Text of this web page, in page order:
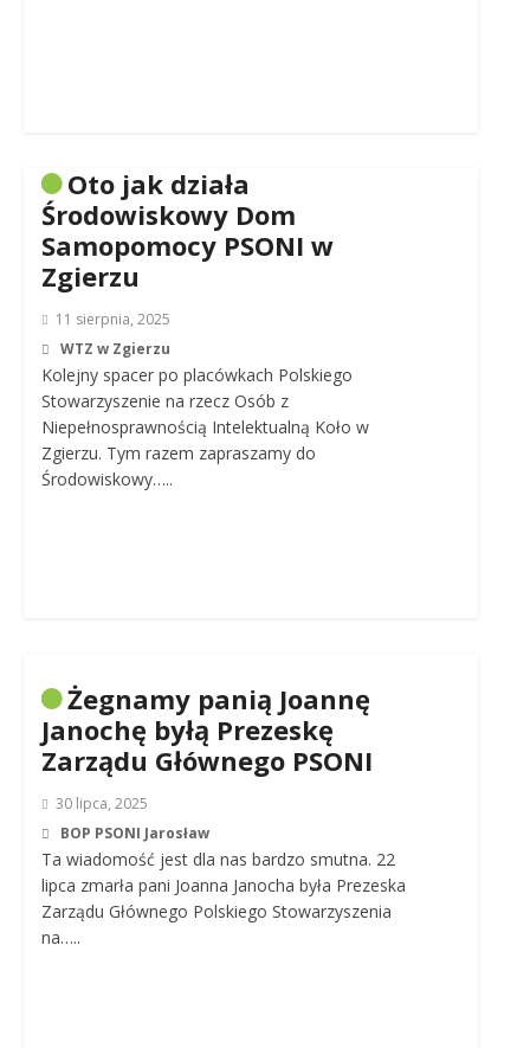
Oto jak działa
Środowiskowy Dom
Samopomocy PSONI w
Zgierzu
11 sierpnia, 2025
WTZ w Zgierzu
Kolejny spacer po placówkach Polskiego
Stowarzyszenie na rzecz Osób z
Niepełnosprawnością Intelektualną Koło w
Zgierzu. Tym razem zapraszamy do
Środowiskowy…..
Żegnamy panią Joannę
Janochę byłą Prezeskę
Zarządu Głównego PSONI
30 lipca, 2025
BOP PSONI Jarosław
Ta wiadomość jest dla nas bardzo smutna. 22
lipca zmarła pani Joanna Janocha była Prezeska
Zarządu Głównego Polskiego Stowarzyszenia
na…..